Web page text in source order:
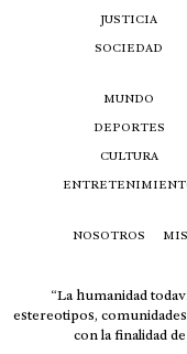
JUSTICIA
SOCIEDAD
MUNDO
DEPORTES
CULTURA
NOSOTROS
“La humanidad
estereotipos,
con la finalidad